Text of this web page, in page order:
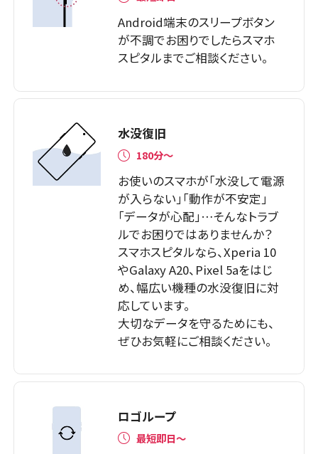
Android端末のスリープボタン
が不調でお困りでしたらスマホ
スピタルまでご相談ください。
水没復旧
180分〜
お使いのスマホが「水没して電源
が入らない」「動作が不安定」
「データが心配」…そんなトラブ
ルでお困りではありませんか？
スマホスピタルなら、Xperia 10
やGalaxy A20、Pixel 5aをはじ
め、幅広い機種の水没復旧に対
応しています。
大切なデータを守るためにも、
ぜひお気軽にご相談ください。
ロゴループ
最短即日～